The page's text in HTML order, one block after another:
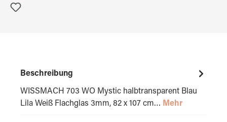
Beschreibung
WISSMACH 703 WO Mystic halbtransparent Blau
Lila Weiß Flachglas 3mm, 82 x 107 cm… Mehr